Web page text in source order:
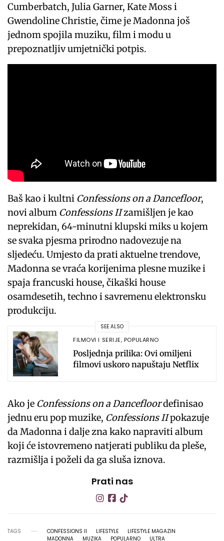
Cumberbatch, Julia Garner, Kate Moss i
Gwendoline Christie, čime je Madonna još
jednom spojila muziku, film i modu u
prepoznatljiv umjetnički potpis.
Baš kao i kultni Confessions on a Dancefloor,
novi album Confessions IIzamišljen je kao
neprekidan, 64-minutni klupski miks u kojem
se svaka pjesma prirodno nadovezuje na
sljedeću. Umjesto da prati aktuelne trendove,
Madonna se vraća korijenima plesne muzike i
spaja francuski house, čikaški house
osamdesetih, techno i savremenu elektronsku
produkciju.
SEE ALSO
FILMOVI I SERIJE, POPULARNO
Posljednja prilika: Ovi omiljeni
filmovi uskoro napuštaju Netflix
Ako je Confessions on a Dancefloordefinisao
jednu eru pop muzike, Confessions IIpokazuje
da Madonna i dalje zna kako napraviti album
koji će istovremeno natjerati publiku da pleše,
razmišlja i poželi da ga sluša iznova.
Prati nas
TAGS CONFESSIONS II LIFESTYLE
LIFESTYLE MAGAZIN
MADONNA
MUZIKA POPULARNO ULTRA